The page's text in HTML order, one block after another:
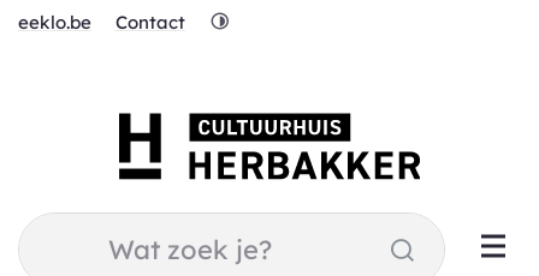
eeklo.be Contact
Cultuurhuis
Herbakker
Wat
zoek
Zoeken